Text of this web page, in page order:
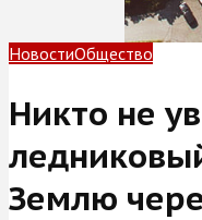
НовостиОбщество
Никто не
Землю